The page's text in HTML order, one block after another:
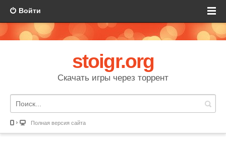
Войти
stoigr.org
Скачать игры через торрент
Полная версия сайта